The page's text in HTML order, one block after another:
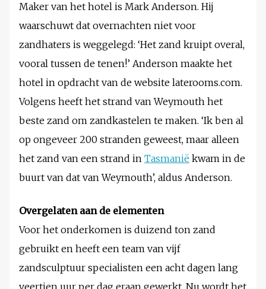
Maker van het hotel is Mark Anderson. Hij
waarschuwt dat overnachten niet voor
zandhaters is weggelegd: ‘Het zand kruipt overal,
vooral tussen de tenen!’ Anderson maakte het
hotel in opdracht van de website laterooms.com.
Volgens heeft het strand van Weymouth het
beste zand om zandkastelen te maken. ‘Ik ben al
op ongeveer 200 stranden geweest, maar alleen
het zand van een strand in Tasmanië kwam in de
buurt van dat van Weymouth’, aldus Anderson.
Overgelaten aan de elementen
Voor het onderkomen is duizend ton zand
gebruikt en heeft een team van vijf
zandsculptuur specialisten een acht dagen lang